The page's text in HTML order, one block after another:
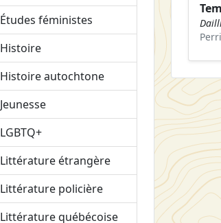
Études féministes
Histoire
Histoire autochtone
Jeunesse
LGBTQ+
Littérature étrangère
Littérature policière
Littérature québécoise